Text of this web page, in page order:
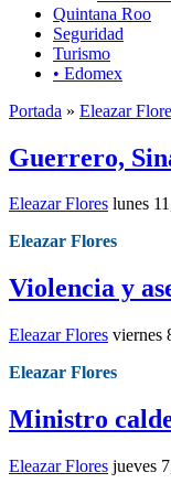
Quintana Roo
Seguridad
Turismo
• Edomex
Portada » Eleazar
Guerrero,
Eleazar Flores lunes
Eleazar Flores
Violencia y
Eleazar Flores viernes
Eleazar Flores
Ministro
Eleazar Flores jueves